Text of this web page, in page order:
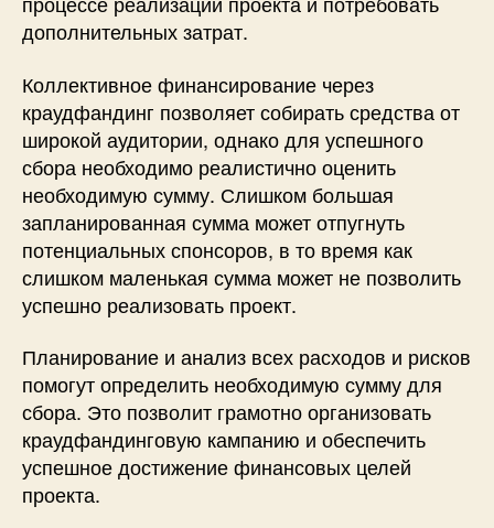
дополнительных затрат.
Коллективное финансирование через
краудфандинг позволяет собирать средства от
широкой аудитории, однако для успешного
сбора необходимо реалистично оценить
необходимую сумму. Слишком большая
запланированная сумма может отпугнуть
потенциальных спонсоров, в то время как
слишком маленькая сумма может не позволить
успешно реализовать проект.
Планирование и анализ всех расходов и рисков
помогут определить необходимую сумму для
сбора. Это позволит грамотно организовать
краудфандинговую кампанию и обеспечить
успешное достижение финансовых целей
проекта.